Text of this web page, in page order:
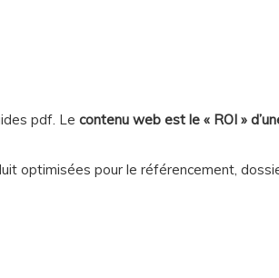
pdf. Le contenu web est le « ROI »
optimisées pour le référencement,